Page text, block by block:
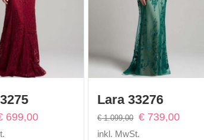
699,00Aktueller
Lara 33276
€1.099,00 Ursprünglicher
€ 739,00
inkl. MwSt.